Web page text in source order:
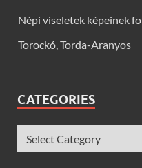
Népi viseletek képeinek
Torockó, Torda-Aranyos
CATEGORIES